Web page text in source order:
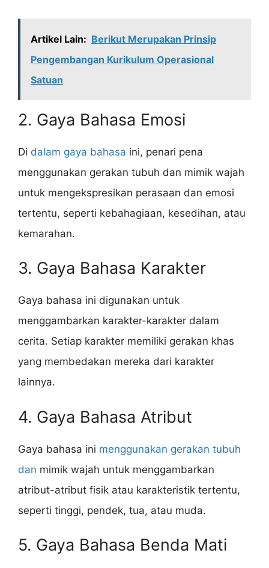
Artikel Lain: Berikut Merupakan Prinsip
Pengembangan Kurikulum Operasional
Satuan
2. Gaya Bahasa Emosi
Di dalam gaya bahasa ini, penari pena
menggunakan gerakan tubuh dan mimik wajah
untuk mengekspresikan perasaan dan emosi
tertentu, seperti kebahagiaan, kesedihan, atau
kemarahan.
3. Gaya Bahasa Karakter
Gaya bahasa ini digunakan untuk
menggambarkan karakter-karakter dalam
cerita. Setiap karakter memiliki gerakan khas
yang membedakan mereka dari karakter
lainnya.
4. Gaya Bahasa Atribut
Gaya bahasa ini menggunakan gerakan tubuh
dan mimik wajah untuk menggambarkan
atribut-atribut fisik atau karakteristik tertentu,
seperti tinggi, pendek, tua, atau muda.
5. Gaya Bahasa Benda Mati